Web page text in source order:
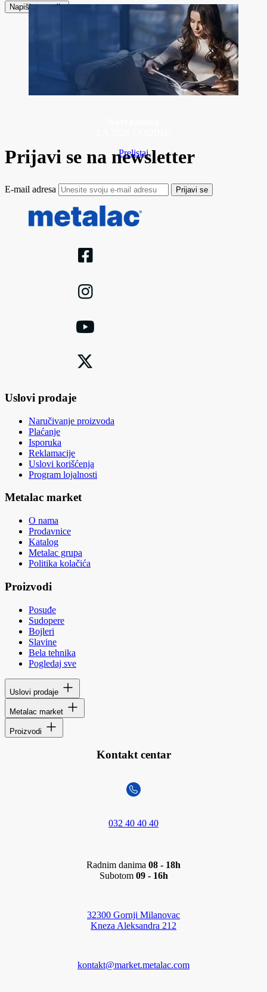
Napiši recenziju
Prelistaj
Prijavi se na newsletter
E-mail adresa Prijavi se
Uslovi prodaje
Naručivanje proizvoda
Plaćanje
Isporuka
Reklamacije
Uslovi korišćenja
Program lojalnosti
Metalac market
O nama
Prodavnice
Katalog
Metalac grupa
Politika kolačića
Proizvodi
Posuđe
Sudopere
Bojleri
Slavine
Bela tehnika
Pogledaj sve
Uslovi prodaje
Metalac market
Proizvodi
Kontakt centar
032 40 40 40
Radnim danima 08 - 18h
Subotom 09 - 16h
32300 Gornji Milanovac
Kneza Aleksandra 212
kontakt@market.metalac.com